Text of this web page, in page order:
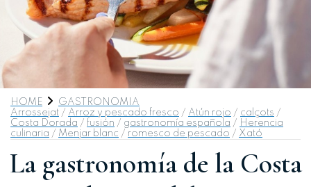
HOME
GASTRONOMIA
Arrossejat / Arroz y pescado fresco / Atún rojo / calçots /
Costa Dorada / fusión / gastronomía española / Herencia
culinaria / Menjar blanc / romesco de pescado / Xató
La gastronomía de la Costa